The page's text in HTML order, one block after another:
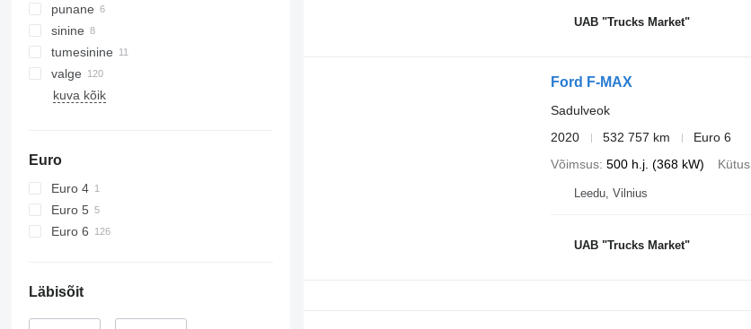
punane
sinine
tumesinine
valge
kuva kõik
Euro
Euro 4
Euro 5
Euro 6
Läbisõit
UAB "Trucks Market"
Ford F-MAX
Sadulveok
2020
532 757 km
Euro 6
Võimsus 500 h.j. (368 kW) Kütus
Leedu, Vilnius
UAB "Trucks Market"